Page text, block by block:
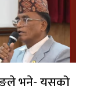
भने- यसको